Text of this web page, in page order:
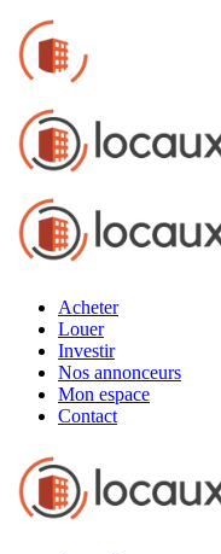
Acheter
Louer
Investir
Nos annonceurs
Mon espace
Contact